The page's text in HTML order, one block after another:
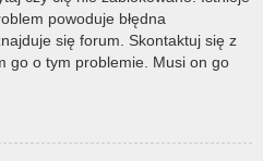
powoduje błędna
się forum. Skontaktuj się z
go o tym problemie. Musi on go